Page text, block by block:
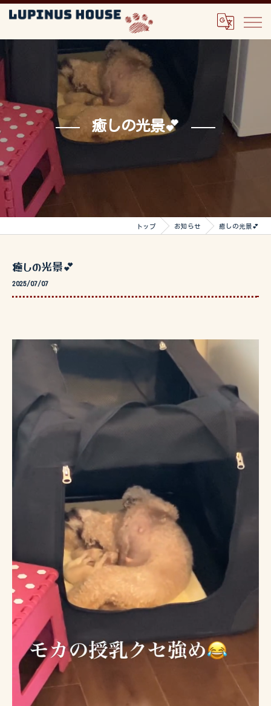
癒しの光景💕
トップ お知らせ 癒しの光景💕
癒しの光景💕
2025/07/07